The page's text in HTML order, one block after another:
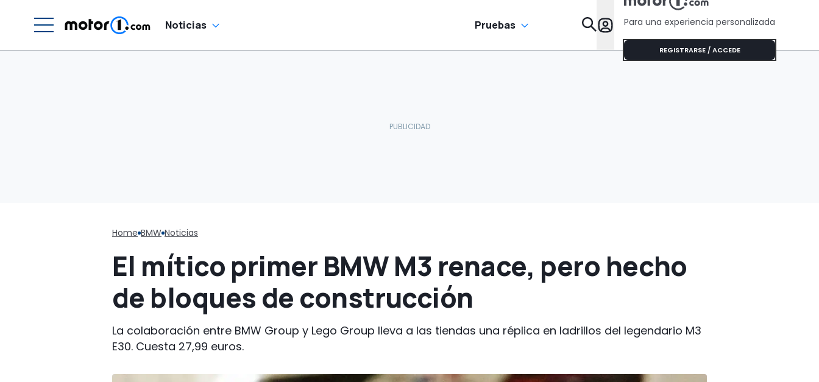
Noticias Pruebas Para una experiencia personalizada
REGISTRARSE / ACCEDE
Home BMW Noticias
El mítico primer BMW M3 renace, pero hecho
de bloques de construcción
La colaboración entre BMW Group y Lego Group lleva a las tiendas una réplica en ladrillos del legendario M3
E30. Cuesta 27,99 euros.